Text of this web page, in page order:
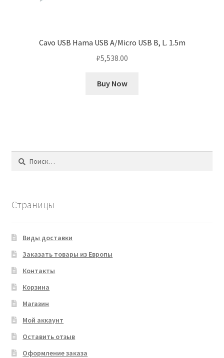
Cavo USB Hama USB A/Micro USB B, L. 1.5m
₽5,538.00
Buy Now
Найти:
Страницы
Виды доставки
Заказать товары из Европы
Контакты
Корзина
Магазин
Мой аккаунт
Оставить отзыв
Оформление заказа